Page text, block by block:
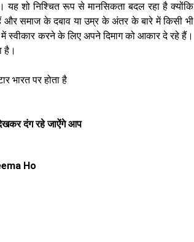
यह शो निश्चित रूप से मानसिकता बदल रहा है क्योंकि
और समाज के दबाव या उम्र के अंतर के बारे में किसी भी
में स्वीकार करने के लिए अपने दिमाग को आकार दे रहे हैं।
है।
भारत पर होता है
दंग रहे जाऐंगे आप
Ho